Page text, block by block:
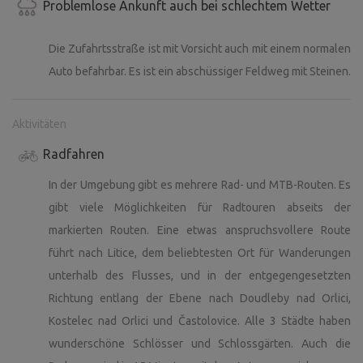
Problemlose Ankunft auch bei schlechtem Wetter
Die Zufahrtsstraße ist mit Vorsicht auch mit einem normalen
Auto befahrbar. Es ist ein abschüssiger Feldweg mit Steinen.
Aktivitäten
Radfahren
In der Umgebung gibt es mehrere Rad- und MTB-Routen. Es
gibt viele Möglichkeiten für Radtouren abseits der
markierten Routen. Eine etwas anspruchsvollere Route
führt nach Litice, dem beliebtesten Ort für Wanderungen
unterhalb des Flusses, und in der entgegengesetzten
Richtung entlang der Ebene nach Doudleby nad Orlici,
Kostelec nad Orlici und Častolovice. Alle 3 Städte haben
wunderschöne Schlösser und Schlossgärten. Auch die